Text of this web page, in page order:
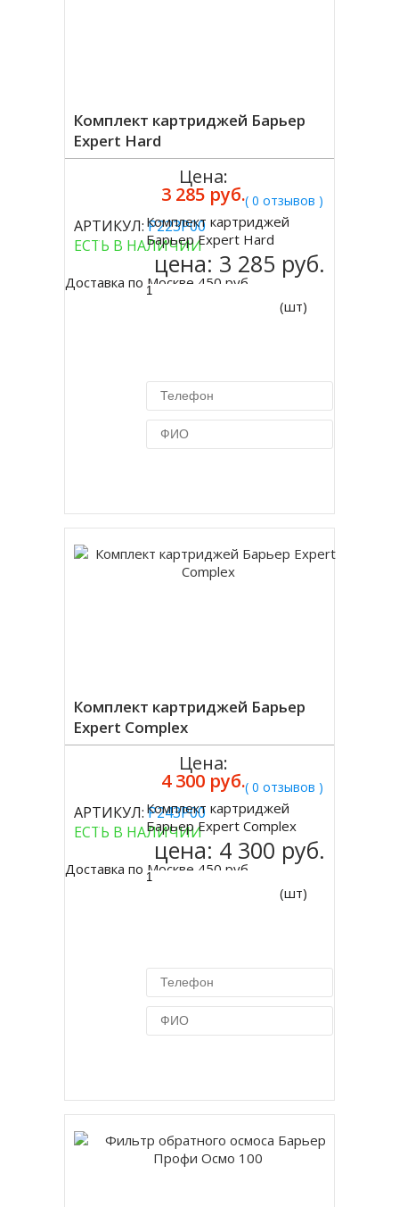
Комплект картриджей Барьер
Expert Hard
( 0 отзывов )
АРТИКУЛ:Р223Р00
ЕСТЬ В НАЛИЧИИ
Доставка по Москве 450 руб.
Цена:
3 285 руб.
Купить
Комплект картриджей
Барьер Expert Hard
цена: 3 285 руб.
(шт)
Комплект картриджей Барьер
Expert Complex
( 0 отзывов )
АРТИКУЛ:Р243Р00
ЕСТЬ В НАЛИЧИИ
Доставка по Москве 450 руб.
Цена:
4 300 руб.
Купить
Комплект картриджей
Барьер Expert Complex
цена: 4 300 руб.
(шт)